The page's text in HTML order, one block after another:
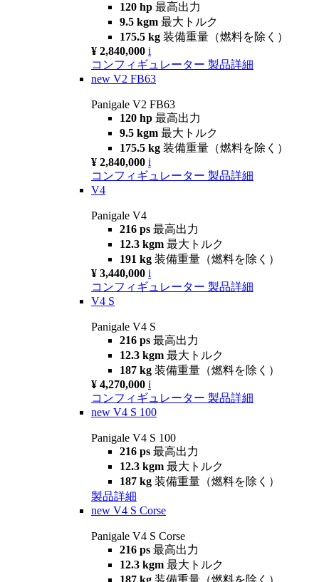
120 hp 最高出力
9.5 kgm 最大トルク
175.5 kg 装備重量（燃料を除く）
¥ 2,840,000 i
コンフィギュレーター 製品詳細
new V2 FB63
Panigale V2 FB63
120 hp 最高出力
9.5 kgm 最大トルク
175.5 kg 装備重量（燃料を除く）
¥ 2,840,000 i
コンフィギュレーター 製品詳細
V4
Panigale V4
216 ps 最高出力
12.3 kgm 最大トルク
191 kg 装備重量（燃料を除く）
¥ 3,440,000 i
コンフィギュレーター 製品詳細
V4 S
Panigale V4 S
216 ps 最高出力
12.3 kgm 最大トルク
187 kg 装備重量（燃料を除く）
¥ 4,270,000 i
コンフィギュレーター 製品詳細
new V4 S 100
Panigale V4 S 100
216 ps 最高出力
12.3 kgm 最大トルク
187 kg 装備重量（燃料を除く）
製品詳細
new V4 S Corse
Panigale V4 S Corse
216 ps 最高出力
12.3 kgm 最大トルク
187 kg 装備重量（燃料を除く）